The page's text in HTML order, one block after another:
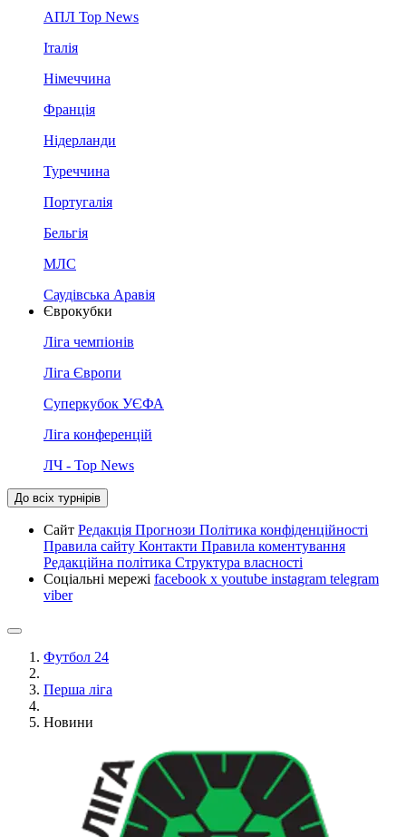
АПЛ Top News
Італія
Німеччина
Франція
Нідерланди
Туреччина
Португалія
Бельгія
МЛС
Саудівська Аравія
Єврокубки
Ліга чемпіонів
Ліга Європи
Суперкубок УЄФА
Ліга конференцій
ЛЧ - Top News
До всіх турнірів
Сайт Редакція Прогнози Політика конфіденційності
Правила сайту Контакти Правила коментування
Редакційна політика Структура власності
Соціальні мережі facebook x youtube instagram telegram
viber
Футбол 24
Перша ліга
Новини